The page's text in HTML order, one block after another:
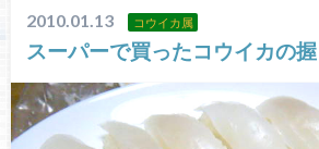
2010.01.13 コウイカ属
スーパーで買ったコウイカの握